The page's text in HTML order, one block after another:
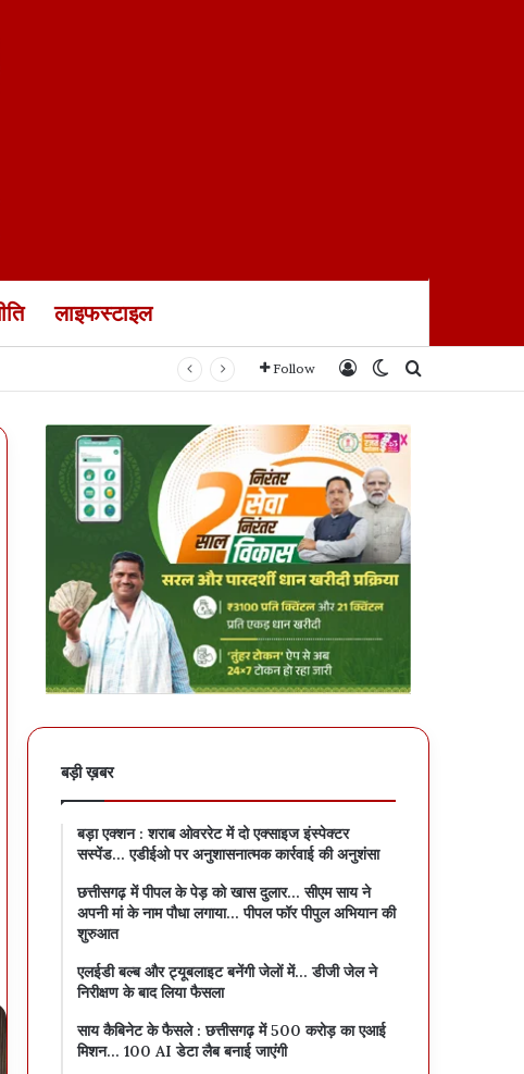
लाइफस्टाइल
Follow Log InSwitch skin
बड़ी ख़बर
बड़ा एक्शन : शराब ओवररेट में दो एक्साइज इंस्पेक्टर
सस्पेंड… एडीईओ पर अनुशासनात्मक कार्रवाई की अनुशंसा
छत्तीसगढ़ में पीपल के पेड़ को खास दुलार… सीएम साय ने
अपनी मां के नाम पौधा लगाया… पीपल फॉर पीपुल अभियान की
शुरुआत
एलईडी बल्ब और ट्यूबलाइट बनेंगी जेलों में… डीजी जेल ने
निरीक्षण के बाद लिया फैसला
साय कैबिनेट के फैसले : छत्तीसगढ़ में 500 करोड़ का एआई
मिशन… 100 AI डेटा लैब बनाई जाएंगी